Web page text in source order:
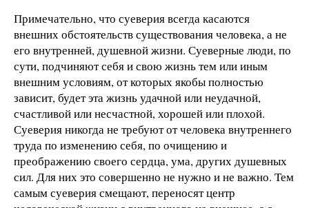
Примечательно, что суеверия всегда касаются
внешних обстоятельств существования человека, а не
его внутренней, душевной жизни. Суеверные люди, по
сути, подчиняют себя и свою жизнь тем или иным
внешним условиям, от которых якобы полностью
зависит, будет эта жизнь удачной или неудачной,
счастливой или несчастной, хорошей или плохой.
Суеверия никогда не требуют от человека внутреннего
труда по изменению себя, по очищению и
преображению своего сердца, ума, других душевных
сил. Для них это совершенно не нужно и не важно. Тем
самым суеверия смещают, переносят центр